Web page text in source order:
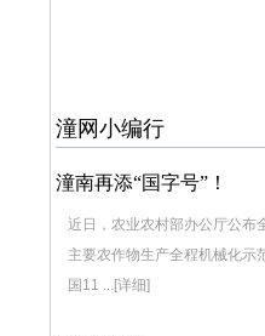
潼网小编行
潼南再添“国字号”！
近日，农业农村部办公厅公布
主要农作物生产全程机械化示
国11 ...[详细]